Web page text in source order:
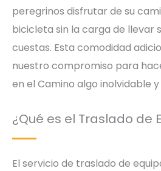
peregrinos disfrutar de su
bicicleta sin la carga de llevar
cuestas. Esta comodidad
nuestro compromiso para
en el Camino algo inolvidable
¿Qué es el Traslado de
El servicio de traslado de